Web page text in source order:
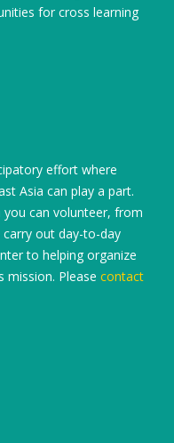
for cross learning
effort where
Asia can play a part.
you can volunteer, from
out day-to-day
to helping organize
mission. Please contact